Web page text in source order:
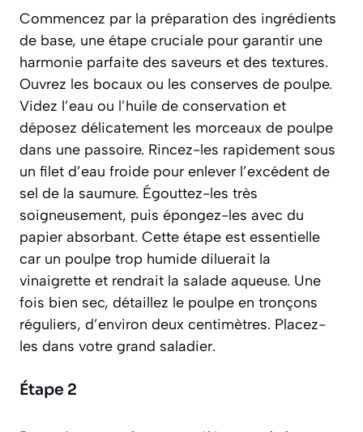
Commencez par la préparation des ingrédients
de base, une étape cruciale pour garantir une
harmonie parfaite des saveurs et des textures.
Ouvrez les bocaux ou les conserves de poulpe.
Videz l’eau ou l’huile de conservation et
déposez délicatement les morceaux de poulpe
dans une passoire. Rincez-les rapidement sous
un filet d’eau froide pour enlever l’excédent de
sel de la saumure. Égouttez-les très
soigneusement, puis épongez-les avec du
papier absorbant. Cette étape est essentielle
car un poulpe trop humide diluerait la
vinaigrette et rendrait la salade aqueuse. Une
fois bien sec, détaillez le poulpe en tronçons
réguliers, d’environ deux centimètres. Placez-
les dans votre grand saladier.
Étape 2